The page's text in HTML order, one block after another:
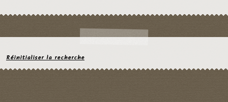
Réinitialiser la recherche